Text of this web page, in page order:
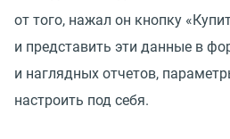
от того, нажал он кнопку «
и представить эти данные в
и наглядных отчетов,
настроить под себя.